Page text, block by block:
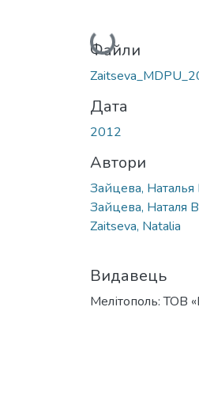
Вантажиться...
Файли
Дата
2012
Автори
Зайцева,
Зайцева, Наталя
Zaitseva, Natalia
Видавець
Мелітополь: